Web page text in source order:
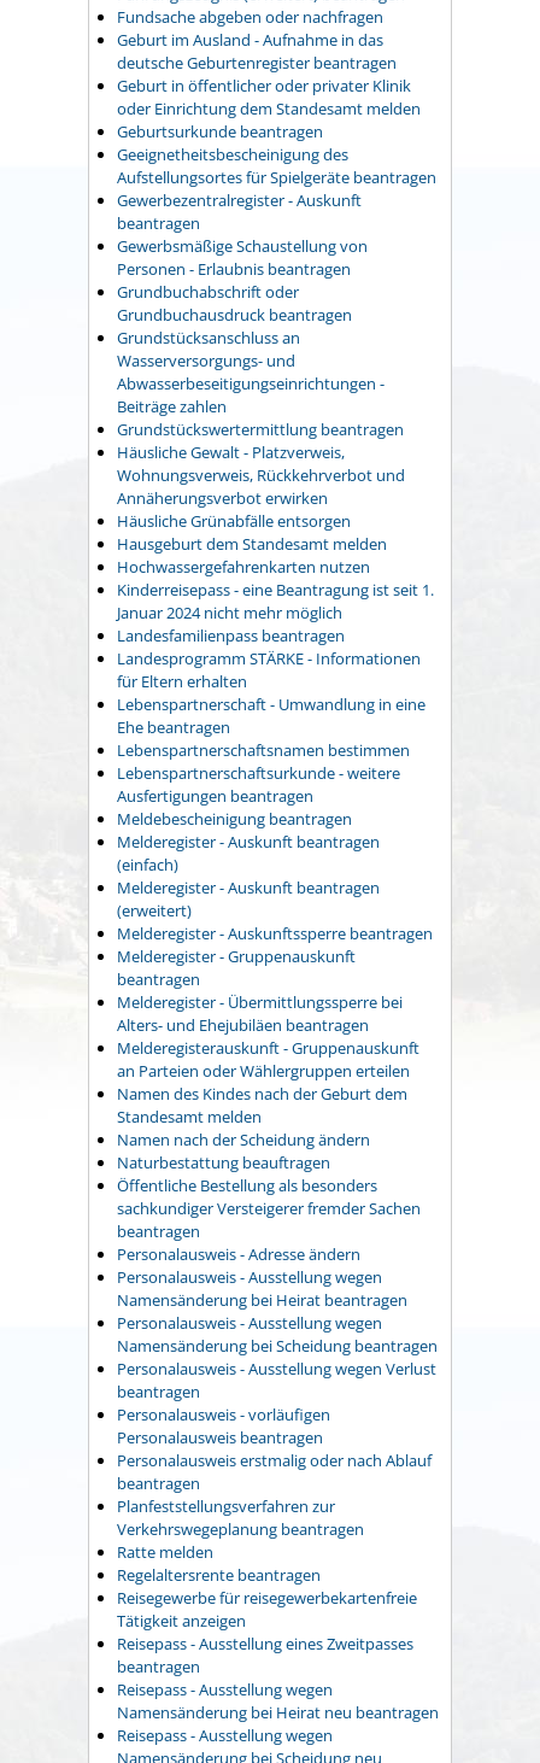
Fundsache abgeben oder nachfragen
Geburt im Ausland - Aufnahme in das
deutsche Geburtenregister beantragen
Geburt in öffentlicher oder privater Klinik
oder Einrichtung dem Standesamt melden
Geburtsurkunde beantragen
Geeignetheitsbescheinigung des
Aufstellungsortes für Spielgeräte beantragen
Gewerbezentralregister - Auskunft
beantragen
Gewerbsmäßige Schaustellung von
Personen - Erlaubnis beantragen
Grundbuchabschrift oder
Grundbuchausdruck beantragen
Grundstücksanschluss an
Wasserversorgungs- und
Abwasserbeseitigungseinrichtungen -
Beiträge zahlen
Grundstückswertermittlung beantragen
Häusliche Gewalt - Platzverweis,
Wohnungsverweis, Rückkehrverbot und
Annäherungsverbot erwirken
Häusliche Grünabfälle entsorgen
Hausgeburt dem Standesamt melden
Hochwassergefahrenkarten nutzen
Kinderreisepass - eine Beantragung ist seit 1.
Januar 2024 nicht mehr möglich
Landesfamilienpass beantragen
Landesprogramm STÄRKE - Informationen
für Eltern erhalten
Lebenspartnerschaft - Umwandlung in eine
Ehe beantragen
Lebenspartnerschaftsnamen bestimmen
Lebenspartnerschaftsurkunde - weitere
Ausfertigungen beantragen
Meldebescheinigung beantragen
Melderegister - Auskunft beantragen
(einfach)
Melderegister - Auskunft beantragen
(erweitert)
Melderegister - Auskunftssperre beantragen
Melderegister - Gruppenauskunft
beantragen
Melderegister - Übermittlungssperre bei
Alters- und Ehejubiläen beantragen
Melderegisterauskunft - Gruppenauskunft
an Parteien oder Wählergruppen erteilen
Namen des Kindes nach der Geburt dem
Standesamt melden
Namen nach der Scheidung ändern
Naturbestattung beauftragen
Öffentliche Bestellung als besonders
sachkundiger Versteigerer fremder Sachen
beantragen
Personalausweis - Adresse ändern
Personalausweis - Ausstellung wegen
Namensänderung bei Heirat beantragen
Personalausweis - Ausstellung wegen
Namensänderung bei Scheidung beantragen
Personalausweis - Ausstellung wegen Verlust
beantragen
Personalausweis - vorläufigen
Personalausweis beantragen
Personalausweis erstmalig oder nach Ablauf
beantragen
Planfeststellungsverfahren zur
Verkehrswegeplanung beantragen
Ratte melden
Regelaltersrente beantragen
Reisegewerbe für reisegewerbekartenfreie
Tätigkeit anzeigen
Reisepass - Ausstellung eines Zweitpasses
beantragen
Reisepass - Ausstellung wegen
Namensänderung bei Heirat neu beantragen
Reisepass - Ausstellung wegen
Namensänderung bei Scheidung neu